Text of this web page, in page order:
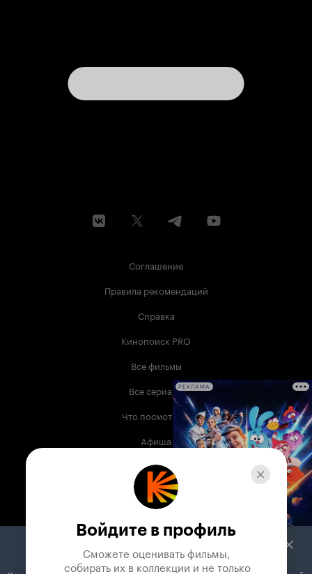
Соглашение
Правила рекомендаций
Справка
Кинопоиск PRO
Все фильмы
Все сериалы
Что посмотреть
Афиша
Музыка
Телепрограмма
Служба поддержки
РЕКЛАМА
Войдите в профиль
Сможете оценивать фильмы,
собирать их в коллекции и не только